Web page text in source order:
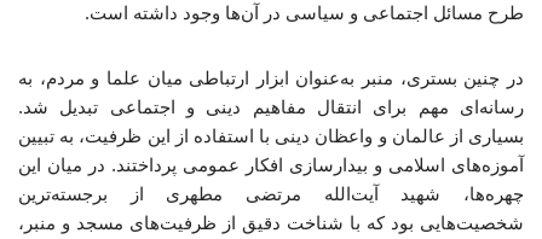
طرح مسائل اجتماعی و سیاسی در آن‌ها وجود داشته است.
در چنین بستری، منبر به‌عنوان ابزار ارتباطی میان علما و مردم، به
رسانه‌ای مهم برای انتقال مفاهیم دینی و اجتماعی تبدیل شد.
بسیاری از عالمان و واعظان دینی با استفاده از این ظرفیت، به تبیین
آموزه‌های اسلامی و بیدارسازی افکار عمومی پرداختند. در میان این
چهره‌ها، شهید آیت‌الله مرتضی مطهری از برجسته‌ترین
شخصیت‌هایی بود که با شناخت دقیق از ظرفیت‌های مسجد و منبر،